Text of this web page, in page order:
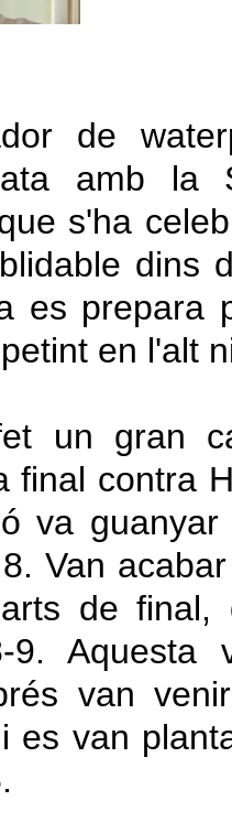
de
amb la
s'ha
dins
es prepara
en l'alt
un gran
final contra
va
Van
de
9.
van
es van